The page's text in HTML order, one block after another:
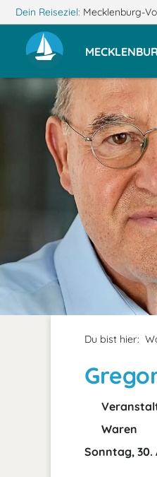
Dein Reiseziel: Mecklenburg-
Du bist hier:
Waren
Sonntag, 30.